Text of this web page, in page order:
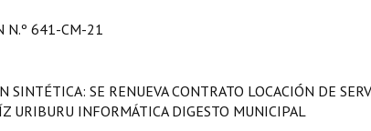
N.º 641-CM-21
SINTÉTICA: SE RENUEVA CONTRATO LOCACIÓN DE
URIBURU INFORMÁTICA DIGESTO MUNICIPAL